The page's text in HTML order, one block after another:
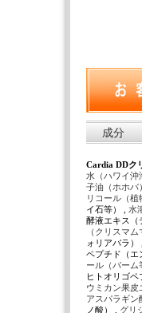
成分
Cardia DDク
水（ハワイ沖
子油（ホホバ
リコール（植
イ石等） , 水
酵液エキス（
（クリスマム
ォリアバラ
ペプチド（エ
ール（パーム
ヒトオリゴペ
ウミカン果皮
アスパラギン
ノ酸） ,
グリ